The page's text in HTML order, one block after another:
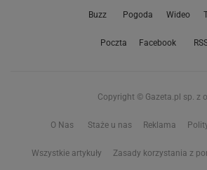
Buzz Pogoda Wideo
Poczta Facebook
Copyright © Gazeta.pl sp. z
O Nas Staże u nas Reklama
Wszystkie artykuły Zasady korzystania z